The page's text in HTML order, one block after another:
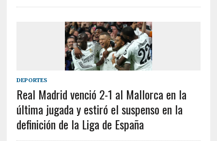
DEPORTES
Real Madrid venció 2-1 al Mallorca en la
última jugada y estiró el suspenso en la
definición de la Liga de España